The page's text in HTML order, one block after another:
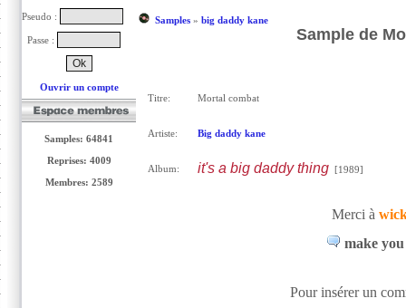
Pseudo :
Passe :
Ouvrir un compte
Samples: 64841
Reprises: 4009
Membres: 2589
Samples» big daddy kane
Sample de
Titre: Mortal combat
Artiste: Big daddy kane
Album: it's a big daddy thing[1989]
Merci à
make
Pour insérer un